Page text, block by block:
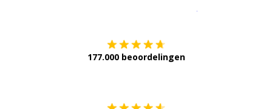
177.000 beoordelingen